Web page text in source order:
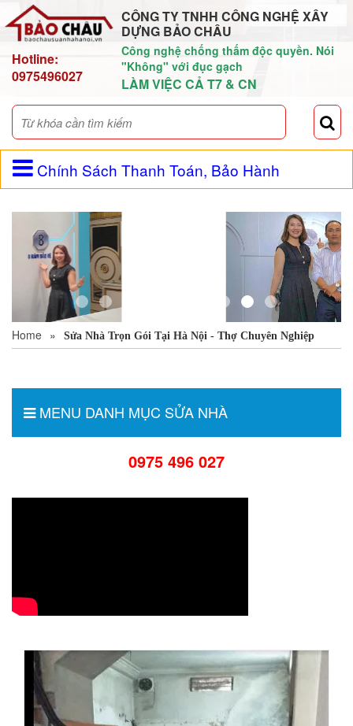
Hotline:
0975496027
CÔNG TY TNHH CÔNG NGHỆ XÂY
DỰNG BẢO CHÂU
Công nghệ chống thấm độc quyền. Nói
"Không" với đục gạch
LÀM VIỆC CẢ T7 & CN
Chính Sách Thanh Toán, Bảo Hành
Home » Sửa Nhà Trọn Gói Tại Hà Nội - Thợ Chuyên Nghiệp
MENU DANH MỤC SỬA NHÀ
0975 496 027